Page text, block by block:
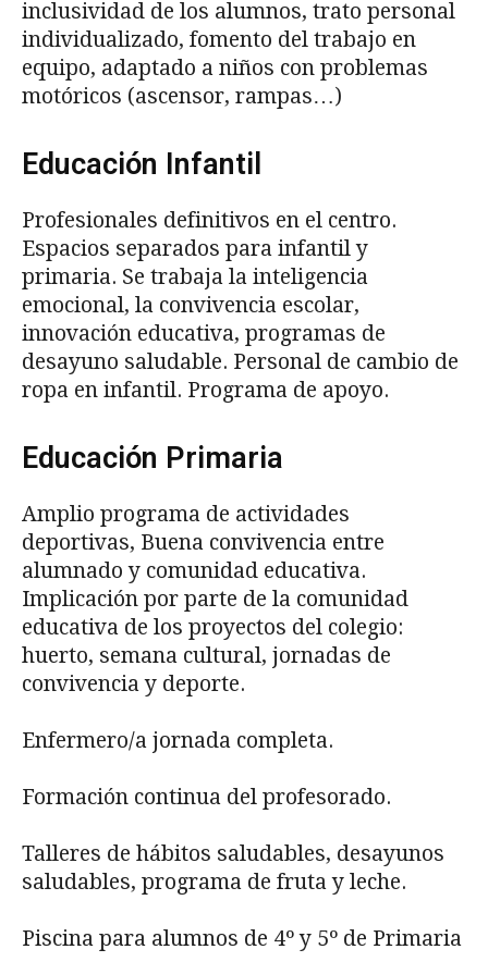
inclusividad de los alumnos, trato personal
individualizado, fomento del trabajo en
equipo, adaptado a niños con problemas
motóricos (ascensor, rampas…)
Educación Infantil
Profesionales definitivos en el centro.
Espacios separados para infantil y
primaria. Se trabaja la inteligencia
emocional, la convivencia escolar,
innovación educativa, programas de
desayuno saludable. Personal de cambio de
ropa en infantil. Programa de apoyo.
Educación Primaria
Amplio programa de actividades
deportivas, Buena convivencia entre
alumnado y comunidad educativa.
Implicación por parte de la comunidad
educativa de los proyectos del colegio:
huerto, semana cultural, jornadas de
convivencia y deporte.
Enfermero/a jornada completa.
Formación continua del profesorado.
Talleres de hábitos saludables, desayunos
saludables, programa de fruta y leche.
Piscina para alumnos de 4º y 5º de Primaria